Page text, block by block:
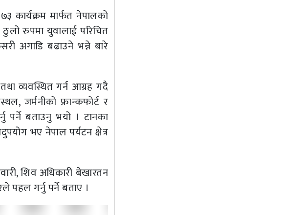
कार्यक्रम मार्फत नेपालको
ठुलो रुपमा युवालाई परिचित
अगाडि बढाउने भन्ने बारे
तथा व्यवस्थित गर्न आग्रह गदै
जर्मनीको फ्रान्कफोर्ट र
पर्ने बताउनु भयो । टानका
भए नेपाल पर्यटन क्षेत्र
शिव अधिकारी बेखारतन
पहल गर्नु पर्ने बताए ।